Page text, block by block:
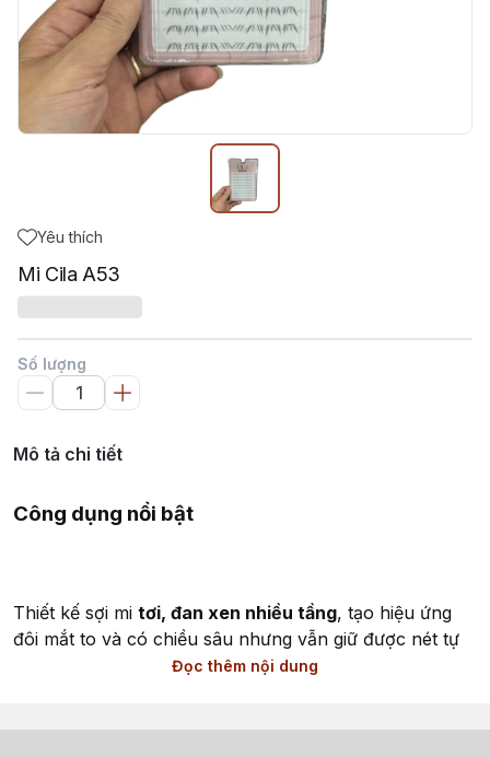
Yêu thích
Mi Cila A53
Số lượng
Mô tả chi tiết
Công dụng nổi bật
Thiết kế sợi mi tơi, đan xen nhiều tầng, tạo hiệu ứng
đôi mắt to và có chiều sâu nhưng vẫn giữ được nét tự
Đọc thêm nội dung